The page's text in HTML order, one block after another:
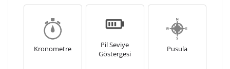
Kronometre
Pil Seviye
Göstergesi
Pusula